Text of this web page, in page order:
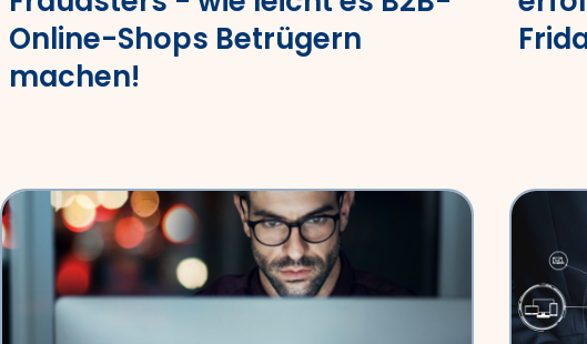
Online-Shops Betrügern
machen!